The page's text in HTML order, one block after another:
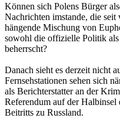
Können sich Polens Bürger
Nachrichten imstande, die
hängende Mischung von
sowohl die offizielle Politik
beherrscht?
Danach sieht es derzeit nicht
Fernsehstationen sehen sich
als Berichterstatter an der
Referendum auf der Halbinsel
Beitritts zu Russland.